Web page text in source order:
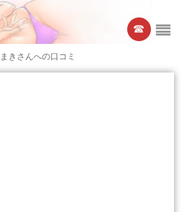
☎︎
まきさんへの口コミ